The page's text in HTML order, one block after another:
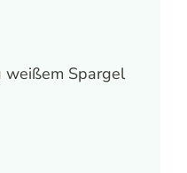
weißem Spargel